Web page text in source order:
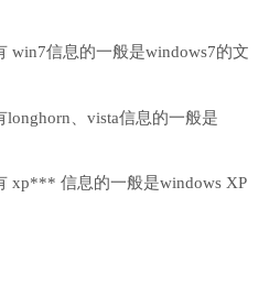
win7信息的一般是windows7的文
、vista信息的一般是
xp*** 信息的一般是windows XP